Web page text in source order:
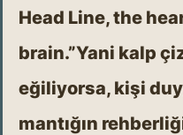
Head Line, the
brain.”Yani kalp
eğiliyorsa, kişi
mantığın